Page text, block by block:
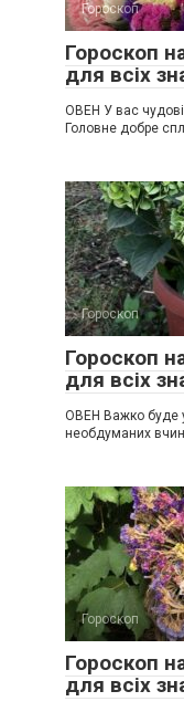
Гороскоп
Гороскоп
для всіх
ОВЕН У вас чудові
Головне добре
Гороскоп
Гороскоп
для всіх
ОВЕН Важко буде
необдуманих
Гороскоп
Гороскоп
для всіх